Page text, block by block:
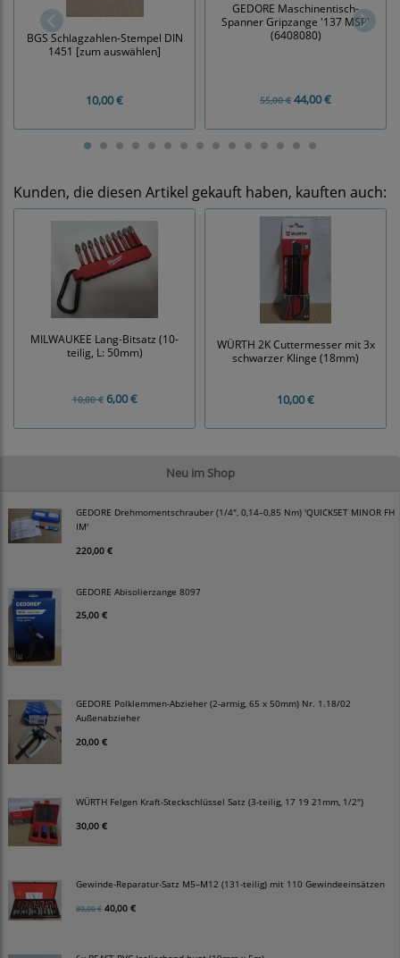
Neu im Shop
GEDORE Drehmomentschrauber (1/4", 0,14–0,85 Nm) 'QUICKSET MINOR FH
IM'
220,00 €
GEDORE Abisolierzange 8097
25,00 €
GEDORE Polklemmen-Abzieher (2-armig, 65 x 50mm) Nr. 1.18/02
Außenabzieher
20,00 €
WÜRTH Felgen Kraft-Steckschlüssel Satz (3-teilig, 17 19 21mm, 1/2")
30,00 €
Gewinde-Reparatur-Satz M5–M12 (131-teilig) mit 110 Gewindeeinsätzen
80,00 € 40,00 €
BGS Schlagzahlen-Stempel DIN
1451 [zum auswählen]
10,00 €
GEDORE Maschinentisch-
Spanner Gripzange '137 MSP'
(6408080)
55,00 € 44,00 €
Kunden, die diesen Artikel gekauft haben, kauften auch:
MILWAUKEE Lang-Bitsatz (10-
teilig, L: 50mm)
10,00 €6,00 €
WÜRTH 2K Cuttermesser mit 3x
schwarzer Klinge (18mm)
10,00 €